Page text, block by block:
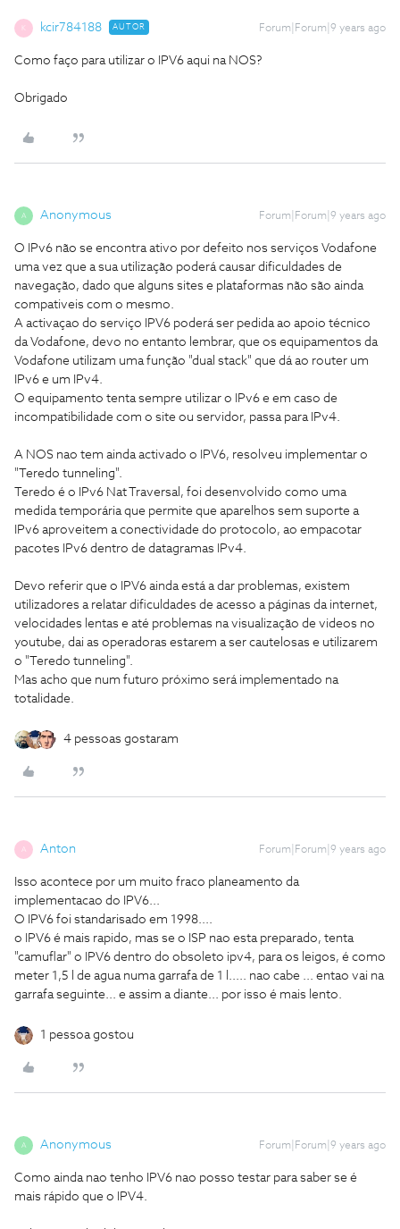
kcir784188 AUTOR Forum|Forum|9 years ago
Como faço para utilizar o IPV6 aqui na NOS?
Obrigado
A Anonymous Forum|Forum|9 years ago
O IPv6 não se encontra ativo por defeito nos serviços Vodafone
uma vez que a sua utilização poderá causar dificuldades de
navegação, dado que alguns sites e plataformas não são ainda
compativeis com o mesmo.
A activaçao do serviço IPV6 poderá ser pedida ao apoio técnico
da Vodafone, devo no entanto lembrar, que os equipamentos da
Vodafone utilizam uma função "dual stack" que dá ao router um
IPv6 e um IPv4.
O equipamento tenta sempre utilizar o IPv6 e em caso de
incompatibilidade com o site ou servidor, passa para IPv4.
A NOS nao tem ainda activado o IPV6, resolveu implementar o
"Teredo tunneling".
Teredo é o IPv6 Nat Traversal, foi desenvolvido como uma
medida temporária que permite que aparelhos sem suporte a
IPv6 aproveitem a conectividade do protocolo, ao empacotar
pacotes IPv6 dentro de datagramas IPv4.
Devo referir que o IPV6 ainda está a dar problemas, existem
utilizadores a relatar dificuldades de acesso a páginas da internet,
velocidades lentas e até problemas na visualização de videos no
youtube, dai as operadoras estarem a ser cautelosas e utilizarem
o "Teredo tunneling".
Mas acho que num futuro próximo será implementado na
totalidade.
4 pessoas gostaram
A Anton Forum|Forum|9 years ago
Isso acontece por um muito fraco planeamento da
implementacao do IPV6...
O IPV6 foi standarisado em 1998....
o IPV6 é mais rapido, mas se o ISP nao esta preparado, tenta
"camuflar" o IPV6 dentro do obsoleto ipv4, para os leigos, é como
meter 1,5 l de agua numa garrafa de 1 l..... nao cabe ... entao vai na
garrafa seguinte... e assim a diante... por isso é mais lento.
1 pessoa gostou
A Anonymous Forum|Forum|9 years ago
Como ainda nao tenho IPV6 nao posso testar para saber se é
mais rápido que o IPV4.